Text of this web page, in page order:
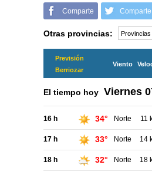
Comparte Comparte
Otras provincias:
Previsión
Berriozar
Viento
El tiempo hoy Viernes
16 h 34° Norte 11
17 h 33° Norte 14
18 h 32° Norte 18